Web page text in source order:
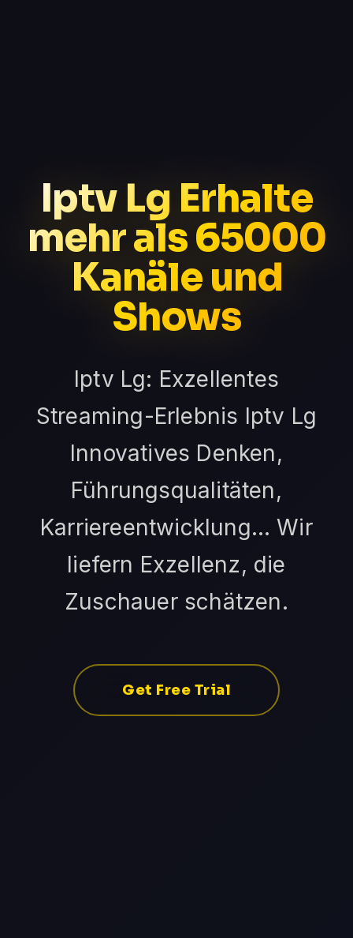
Iptv Lg Erhalte
mehr als 65000
Kanäle und
Shows
Iptv Lg: Exzellentes
Streaming-Erlebnis Iptv Lg
Innovatives Denken,
Führungsqualitäten,
Karriereentwicklung… Wir
liefern Exzellenz, die
Zuschauer schätzen.
Get Free Trial